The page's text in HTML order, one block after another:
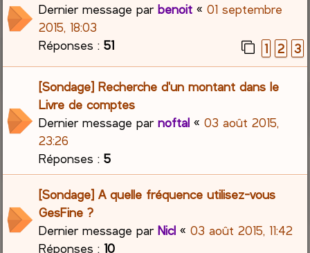
Dernier message parbenoit «01 septembre
2015, 18:03
Réponses :51 1 2 3
[Sondage] Recherche d'un montant dans le
Livre de comptes
Dernier message parnoftal «03 août 2015,
23:26
Réponses :5
[Sondage] A quelle fréquence utilisez-vous
GesFine ?
Dernier message parNicl «03 août 2015, 11:42
Réponses :10